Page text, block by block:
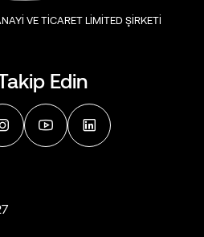
Edin
VE TİCARET LİMİTED ŞİRKETİ